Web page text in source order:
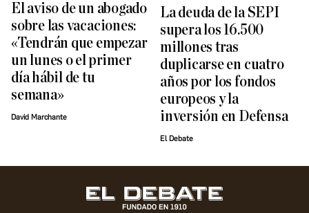
El aviso de un abogado
sobre las vacaciones:
«Tendrán que empezar
un lunes o el primer
día hábil de tu
semana»
David Marchante
La deuda de la SEPI
supera los 16.500
millones tras
duplicarse en cuatro
años por los fondos
europeos y la
inversión en Defensa
El Debate